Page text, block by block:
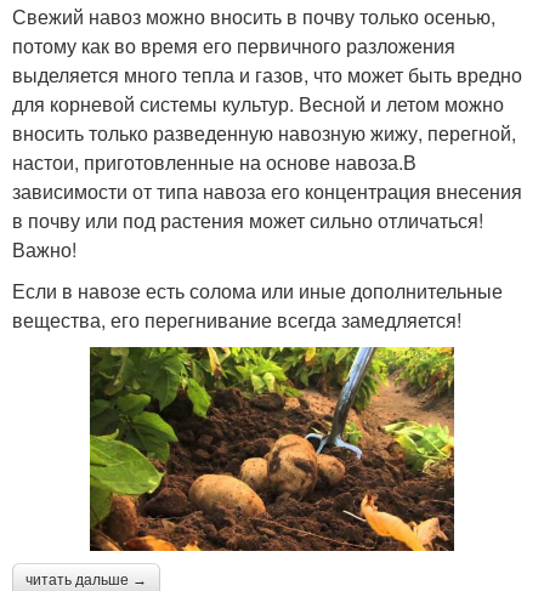
Свежий навоз можно вносить в почву только осенью,
потому как во время его первичного разложения
выделяется много тепла и газов, что может быть вредно
для корневой системы культур. Весной и летом можно
вносить только разведенную навозную жижу, перегной,
настои, приготовленные на основе навоза.В
зависимости от типа навоза его концентрация внесения
в почву или под растения может сильно отличаться!
Важно!
Если в навозе есть солома или иные дополнительные
вещества, его перегнивание всегда замедляется!
читать дальше →